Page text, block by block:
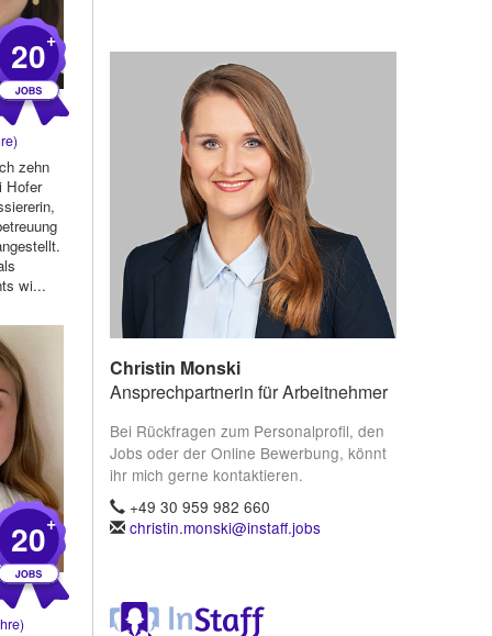
20+
zehn
Hofer
wi...
20+
Christin Monski
Ansprechpartnerin für Arbeitnehmer
Bei Rückfragen zum Personalprofil, den
Jobs oder der Online Bewerbung, könnt
ihr mich gerne kontaktieren.
+49 30 959 982 660
christin.monski@instaff.jobs